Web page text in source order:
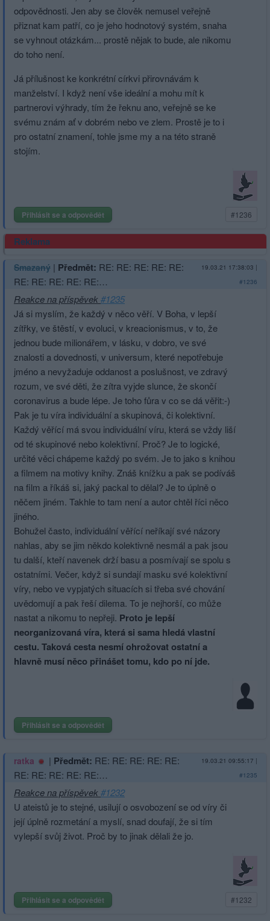
odpovědnosti. Jen aby se člověk nemusel veřejně
přiznat kam patří, co je jeho hodnotový systém, snaha
se vyhnout otázkám... prostě nějak to bude, ale nikomu
do toho není.
Já přílušnost ke konkrétní církvi přirovnávám k
manželství. I když není vše ideální a mohu mít k
partnerovi výhrady, tím že řeknu ano, veřejně se ke
svému znám ať v dobrém nebo ve zlem. Prostě je to i
pro ostatní znamení, tohle jsme my a na této straně
stojím.
Přihlásit se a odpovědět #1236
Reklama
Smazaný | Předmět: RE: RE: RE: RE: RE:
RE: RE: RE: RE: RE:…
19.03.21 17:38:03 |
#1236
Reakce na příspěvek#1235
Já si myslím, že každý v něco věří. V Boha, v lepší
zítřky, ve štěstí, v evoluci, v kreacionismus, v to, že
jednou bude milionářem, v lásku, v dobro, ve své
znalosti a dovednosti, v universum, které nepotřebuje
jméno a nevyžaduje oddanost a poslušnost, ve zdravý
rozum, ve své děti, že zítra vyjde slunce, že skončí
coronavirus a bude lépe. Je toho fůra v co se dá věřit:-)
Pak je tu víra individuální a skupinová, či kolektivní.
Každý věřící má svou individuální víru, která se vždy liší
od té skupinové nebo kolektivní. Proč? Je to logické,
určité věci chápeme každý po svém. Je to jako s knihou
a filmem na motivy knihy. Znáš knížku a pak se podíváš
na film a říkáš si, jaký packal to dělal? Je to úplně o
něčem jiném. Takhle to tam není a autor chtěl říci něco
jiného.
Bohužel často, individuální věřící neříkají své názory
nahlas, aby se jim někdo kolektivně nesmál a pak jsou
tu další, kteří navenek drží basu a posmívají se spolu s
ostatními. Večer, když si sundají masku své kolektivní
víry, nebo ve vypjatých situacích si třeba své chování
uvědomují a pak řeší dilema. To je nejhorší, co může
nastat a nikomu to nepřeji. Proto je lepší
neorganizovaná víra, která si sama hledá vlastní
cestu. Taková cesta nesmí ohrožovat ostatní a
hlavně musí něco přinášet tomu, kdo po ní jde.
Přihlásit se a odpovědět
ratka | Předmět: RE: RE: RE: RE: RE:
RE: RE: RE: RE: RE:…
19.03.21 09:55:17 |
#1235
Reakce na příspěvek#1232
U ateistů je to stejné, usilují o osvobození se od víry či
její úplně rozmetání a myslí, snad doufají, že si tím
vylepší svůj život. Proč by to jinak dělali že jo.
Přihlásit se a odpovědět #1232